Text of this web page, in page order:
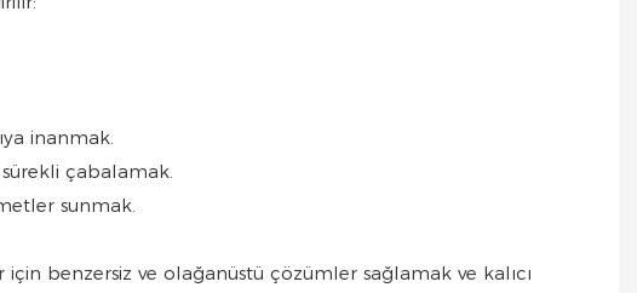
inanmak.
çabalamak.
sunmak.
benzersiz ve olağanüstü çözümler sağlamak ve kalıcı